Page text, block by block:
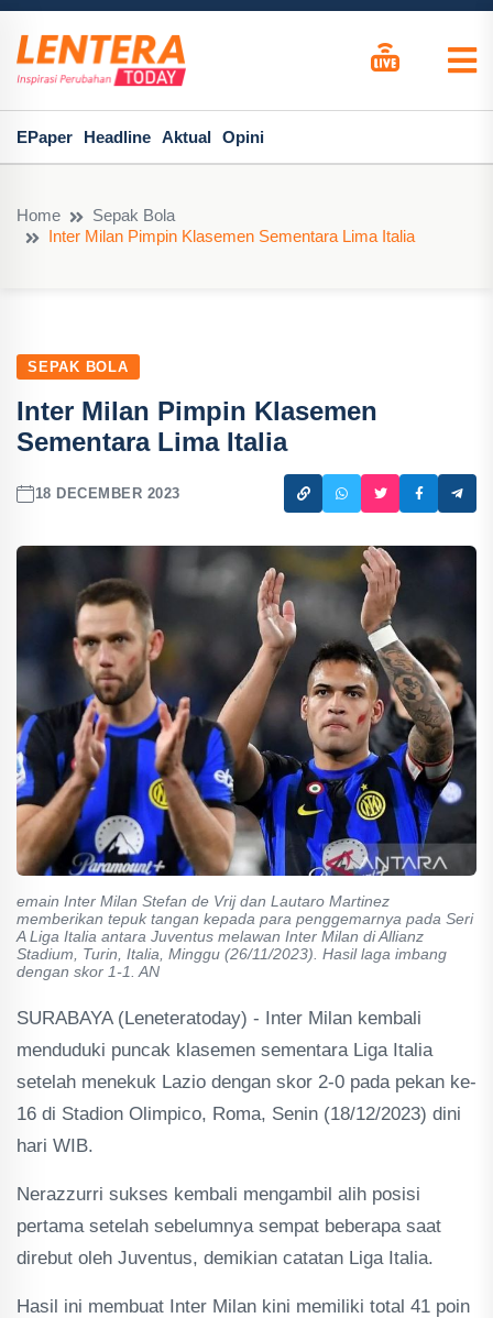
EPaper Headline Aktual Opini
Home
Sepak Bola
Inter Milan Pimpin Klasemen Sementara Lima Italia
SEPAK BOLA
Inter Milan Pimpin Klasemen
Sementara Lima Italia
18 DECEMBER 2023
emain Inter Milan Stefan de Vrij dan Lautaro Martinez
memberikan tepuk tangan kepada para penggemarnya pada Seri
A Liga Italia antara Juventus melawan Inter Milan di Allianz
Stadium, Turin, Italia, Minggu (26/11/2023). Hasil laga imbang
dengan skor 1-1. AN
SURABAYA (Leneteratoday) - Inter Milan kembali
menduduki puncak klasemen sementara Liga Italia
setelah menekuk Lazio dengan skor 2-0 pada pekan ke-
16 di Stadion Olimpico, Roma, Senin (18/12/2023) dini
hari WIB.
Nerazzurri sukses kembali mengambil alih posisi
pertama setelah sebelumnya sempat beberapa saat
direbut oleh Juventus, demikian catatan Liga Italia.
Hasil ini membuat Inter Milan kini memiliki total 41 poin